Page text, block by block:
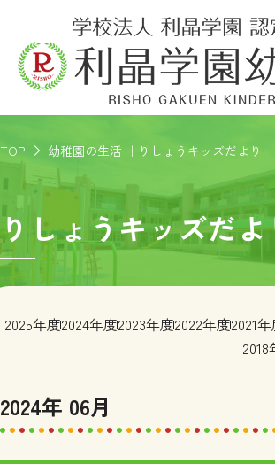
TOP 幼稚園の生活 ｜りしょうキッズだより
りしょうキッズだ
2025年度2024年度2023年度2022年度2021
2024年 06月